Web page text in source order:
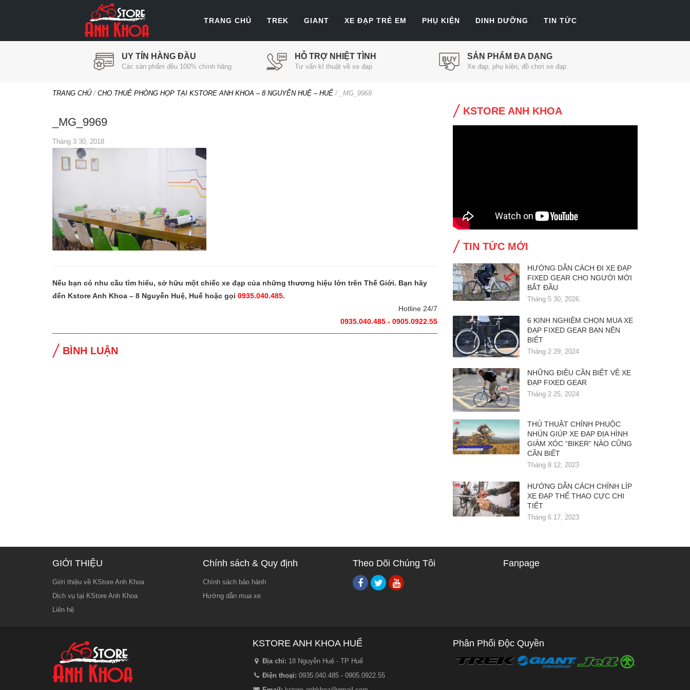
TRANG CHỦ TREK GIANT XE ĐẠP TRẺ EM PHỤ KIỆN DINH DƯỠNG TIN TỨC
UY TÍN HÀNG ĐẦU
Các sản phẩm đều 100% chính hãng
HỖ TRỢ NHIỆT TÌNH
Tư vấn kĩ thuật về xe đạp
SẢN PHẨM ĐA DẠNG
Xe đạp, phụ kiện, đồ chơi xe đạp
TRANG CHỦ/ CHO THUÊ PHÒNG HỌP TẠI KSTORE ANH KHOA – 8 NGUYỄN HUỆ – HUẾ / _MG_9969
_MG_9969
Tháng 3 30, 2018
Nếu bạn có nhu cầu tìm hiểu, sở hữu một chiếc xe đạp của những thương hiệu lớn trên Thế Giới. Bạn hãy
đến Kstore Anh Khoa – 8 Nguyễn Huệ, Huế hoặc gọi 0935.040.485.
Hotline 24/7
0935.040.485 - 0905.0922.55
BÌNH LUẬN
KSTORE ANH KHOA
TIN TỨC MỚI
HƯỚNG DẪN CÁCH ĐI XE ĐẠP
FIXED GEAR CHO NGƯỜI MỚI
BẮT ĐẦU
Tháng 5 30, 2026
6 KINH NGHIỆM CHỌN MUA XE
ĐẠP FIXED GEAR BẠN NÊN
BIẾT
Tháng 2 29, 2024
NHỮNG ĐIỀU CẦN BIẾT VỀ XE
ĐẠP FIXED GEAR
Tháng 2 25, 2024
THỦ THUẬT CHỈNH PHUỘC
NHÚN GIÚP XE ĐẠP ĐỊA HÌNH
GIẢM XÓC “BIKER” NÀO CŨNG
CẦN BIẾT
Tháng 8 12, 2023
HƯỚNG DẪN CÁCH CHỈNH LÍP
XE ĐẠP THỂ THAO CỰC CHI
TIẾT
Tháng 6 17, 2023
GIỚI THIỆU
Giới thiệu về KStore Anh Khoa
Dịch vụ tại KStore Anh Khoa
Liên hệ
Chính sách & Quy định
Chính sách bảo hành
Hướng dẫn mua xe
Theo Dõi Chúng Tôi Fanpage
KSTORE ANH KHOA HUẾ
Địa chỉ: 18 Nguyễn Huệ - TP Huế
Điện thoại: 0935.040.485 - 0905.0922.55
Phân Phối Độc Quyền